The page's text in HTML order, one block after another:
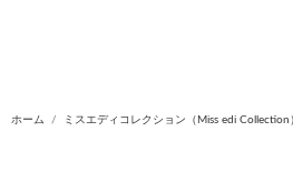
ホーム ミスエディコレクション（Miss edi Collection